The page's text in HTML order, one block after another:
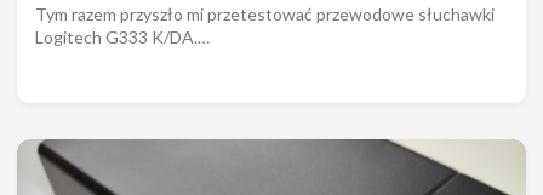
Tym razem przyszło mi przetestować przewodowe słuchawki
Logitech G333 K/DA.…